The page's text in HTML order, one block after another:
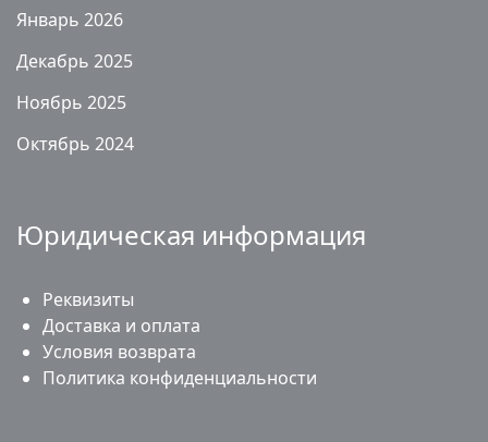
Январь 2026
Декабрь 2025
Ноябрь 2025
Октябрь 2024
Юридическая информация
Реквизиты
Доставка и оплата
Условия возврата
Политика конфиденциальности